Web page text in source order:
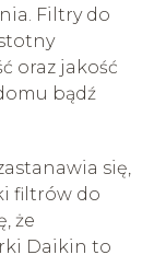
Filtry do
oraz jakość
bądź
się,
filtrów do
że
Daikin to